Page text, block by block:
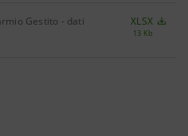
Gestito - dati
XLSX
13 Kb